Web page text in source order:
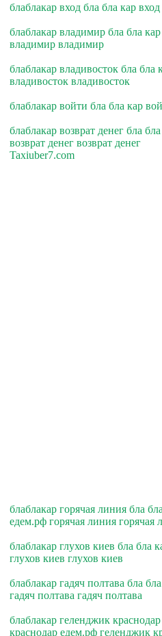
блаблакар вход бла бла кар
блаблакар владимир бла бла
владимир владимир
блаблакар владивосток бла бла
владивосток владивосток
блаблакар войти бла бла кар
блаблакар возврат денег бла
возврат денег возврат денег
Taxiuber7.com
блаблакар горячая линия бла
едем.рф горячая линия горячая
блаблакар глухов киев бла бла
глухов киев глухов киев
блаблакар гадяч полтава бла
гадяч полтава гадяч полтава
блаблакар геленджик
краснодар едем.рф геленджик